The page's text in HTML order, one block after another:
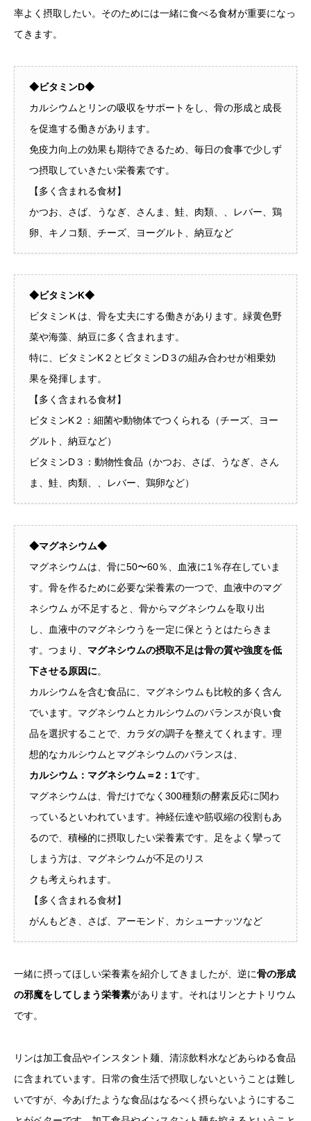
率よく摂取したい。そのためには一緒に食べる食材が重要になっ
てきます。
◆ビタミンD◆
カルシウムとリンの吸収をサポートをし、骨の形成と成長
を促進する働きがあります。
免疫力向上の効果も期待できるため、毎日の食事で少しず
つ摂取していきたい栄養素です。
【多く含まれる食材】
かつお、さば、うなぎ、さんま、鮭、肉類、、レバー、鶏
卵、キノコ類、チーズ、ヨーグルト、納豆など
◆ビタミンK◆
ビタミンＫは、骨を丈夫にする働きがあります。緑黄色野
菜や海藻、納豆に多く含まれます。
特に、ビタミンK２とビタミンD３の組み合わせが相乗効
果を発揮します。
【多く含まれる食材】
ビタミンK２：細菌や動物体でつくられる（チーズ、ヨー
グルト、納豆など）
ビタミンD３：動物性食品（かつお、さば、うなぎ、さん
ま、鮭、肉類、、レバー、鶏卵など）
◆マグネシウム◆
マグネシウムは、骨に50〜60％、血液に1％存在していま
す。骨を作るために必要な栄養素の一つで、血液中のマグ
ネシウム が不足すると、骨からマグネシウムを取り出
し、血液中のマグネシウうを一定に保とうとはたらきま
す。つまり、 マグネシウムの摂取不足は骨の質や強度を低
下させる原因に。
カルシウムを含む食品に、マグネシウムも比較的多く含ん
でいます。マグネシウムとカルシウムのバランスが良い食
品を選択することで、カラダの調子を整えてくれます。理
想的なカルシウムとマグネシウムのバランスは、
カルシウム：マグネシウム＝2：1です。
マグネシウムは、骨だけでなく300種類の酵素反応に関わ
っているといわれています。神経伝達や筋収縮の役割もあ
るので、積極的に摂取したい栄養素です。足をよく攣って
しまう方は、マグネシウムが不足のリス
クも考えられます。
【多く含まれる食材】
がんもどき、さば、アーモンド、カシューナッツなど
一緒に摂ってほしい栄養素を紹介してきましたが、逆に骨の形成
の邪魔をしてしまう栄養素があります。それはリンとナトリウム
です。
リンは加工食品やインスタント麺、清涼飲料水などあらゆる食品
に含まれています。日常の食生活で摂取しないということは難し
いですが、今あげたような食品はなるべく摂らないようにするこ